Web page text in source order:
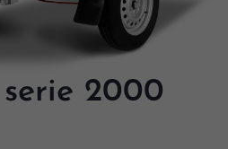
2000